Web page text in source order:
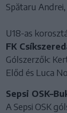
Spătaru Andrei,
U18-as
FK
Gólszerzők:
Előd és Luca
Sepsi
A Sepsi OSK